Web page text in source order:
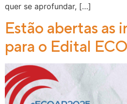
quer se aprofundar, […]
Estão abertas as
para o Edital